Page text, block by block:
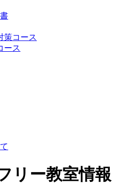
策コース
ース
リー教室情報